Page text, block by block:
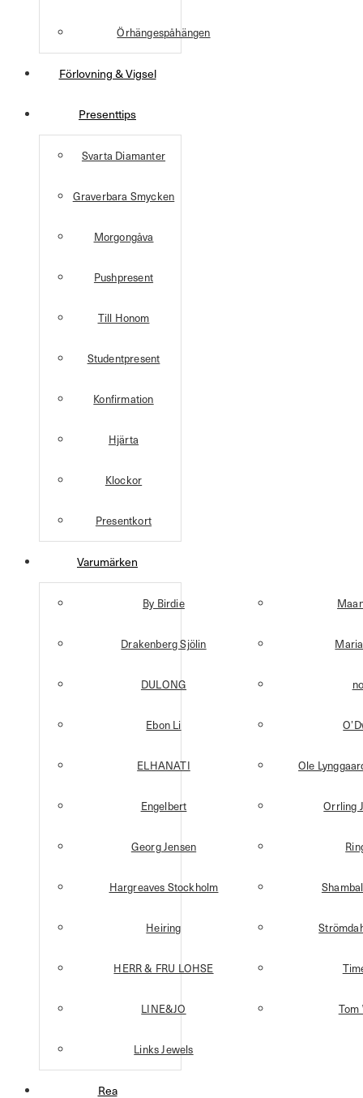
Örhängespåhängen
Förlovning & Vigsel
Presenttips
Svarta Diamanter
Graverbara Smycken
Morgongåva
Pushpresent
Till Honom
Studentpresent
Konfirmation
Hjärta
Klockor
Presentkort
Varumärken
By Birdie
Drakenberg Sjölin
DULONG
Ebon Li
ELHANATI
Engelbert
Georg Jensen
Hargreaves Stockholm
Heiring
HERR & FRU LOHSE
LINE&JO
Links Jewels
Ole
Orrling
Tom
Rea